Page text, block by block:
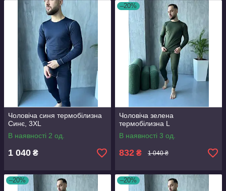
Чоловіча синя термобілизна
Синє, 3XL
В наявності 2 од.
1 040 ₴
–20%
Чоловіча зелена
термобілизна L
В наявності 3 од.
832 ₴ 1 040 ₴
–20% –20%